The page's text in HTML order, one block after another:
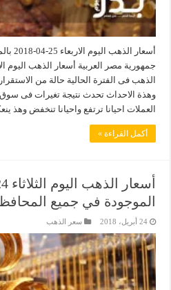
الذهب فى الفترة الحالية حالة من
وهذة الاحداث تحدث نتيجة تغيرات فى
العملات احيانا ترتفع واحيانا تنخفض
أكمل القراءة »
الموجودة في جميع
24 أبريل، 2018 سعر الذهب